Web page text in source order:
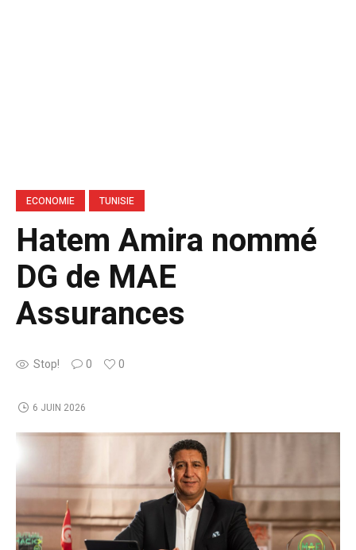
ECONOMIE TUNISIE
Hatem Amira nommé
DG de MAE
Assurances
Stop! 0 0
6 JUIN 2026